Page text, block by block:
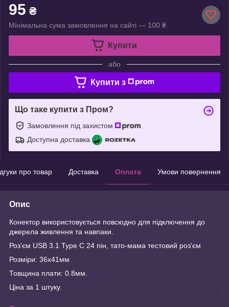
95 ₴
Мінімальна сума замовлення на сайті — 100 ₴
Купити
або
Купити з
Що таке купити з Пром?
Замовлення під захистом
Доступна доставка
про товар Доставка Оплата Умови повернення
Опис
Конектор використовується повсюдно для підключення до
джерела живлення та навпаки.
Роз'єм USB 3.1 Type C 24 пін, тато-мама тестовий роз'єм
Розміри: 36х41мм
Товщина плати: 0.8мм.
Ціна за 1 штуку.